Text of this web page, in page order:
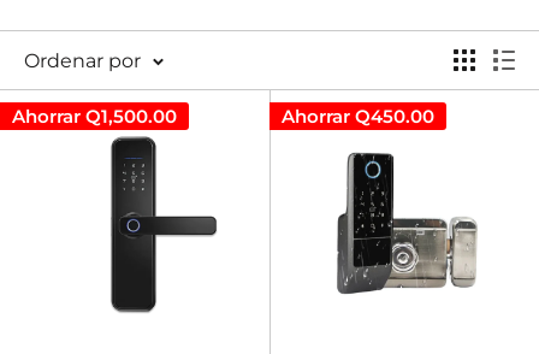
Ordenar por
Ahorrar Q1,500.00 Ahorrar Q450.00